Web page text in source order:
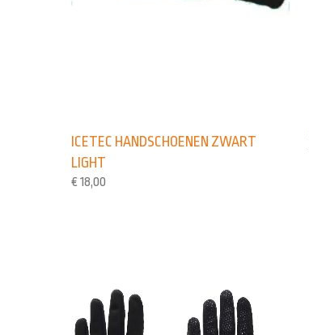
ICETEC HANDSCHOENEN ZWART
LIGHT
€ 18,00